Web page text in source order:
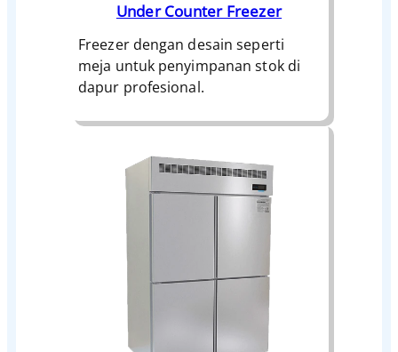
Under Counter Freezer
Freezer dengan desain seperti
meja untuk penyimpanan stok di
dapur profesional.